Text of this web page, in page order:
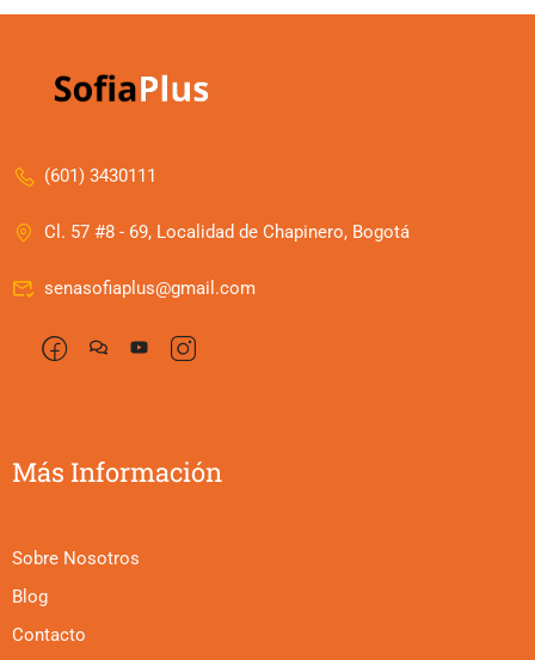
(601) 3430111
Cl. 57 #8 - 69, Localidad de Chapinero, Bogotá
senasofiaplus@gmail.com
Más Información
Sobre Nosotros
Blog
Contacto